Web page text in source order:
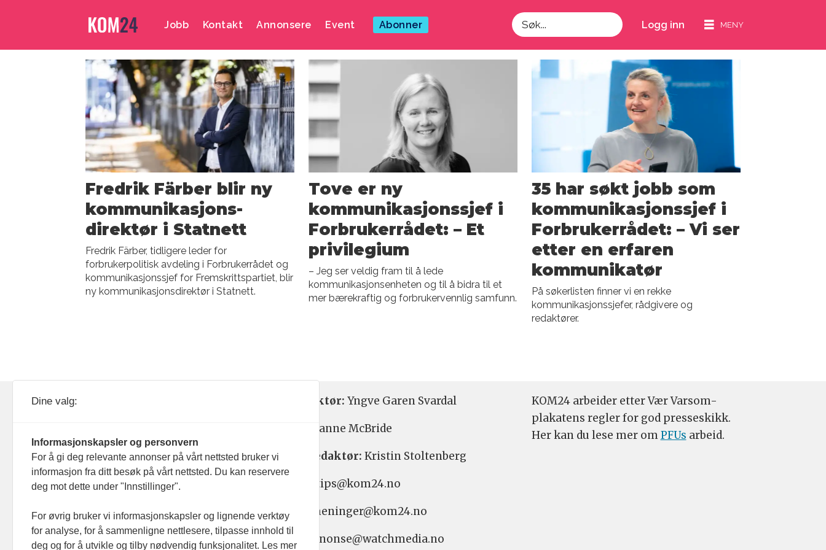
Jobb Kontakt Annonsere Event Abonner
Søk
Logg inn
Emne:
fredrik
färber
Fredrik Färber blir ny
kommunikasjons­
direktør i Statnett
Fredrik Färber, tidligere leder for
forbrukerpolitisk avdeling i Forbrukerrådet og
kommunikasjonssjef for Fremskrittspartiet, blir
ny kommunikasjonsdirektør i Statnett.
Tove er ny
kommunikasjonssjef i
Forbrukerrådet: – Et
privilegium
– Jeg ser veldig fram til å lede
kommunikasjonsenheten og til å bidra til et
mer bærekraftig og forbrukervennlig samfunn.
35 har søkt jobb som
kommunikasjonssjef i
Forbrukerrådet: – Vi ser
etter en erfaren
kommunikatør
På søkerlisten finner vi en rekke
kommunikasjonssjefer, rådgivere og
redaktører.
093 182
Nyhetsredaktør: Yngve Garen Svardal
Hanne McBride
Ansvarlig redaktør: Kristin Stoltenberg
Nyhetstips: tips@kom24.no
Meninger: meninger@kom24.no
Annonse: annonse@watchmedia.no
KOM24 arbeider etter Vær Varsom-
plakatens regler for god presseskikk.
Her kan du lese mer omPFUs arbeid.
Dine valg:
Informasjonskapsler og personvern
For å gi deg relevante annonser på vårt nettsted bruker vi
informasjon fra ditt besøk på vårt nettsted. Du kan reservere
deg mot dette under "Innstillinger".
For øvrig bruker vi informasjonskapsler og lignende verktøy
for analyse, for å sammenligne nettlesere, tilpasse innhold til
deg og for å utvikle og tilby nødvendig funksjonalitet. Les mer